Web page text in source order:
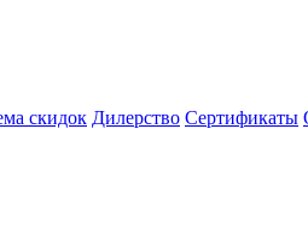
скидок Дилерство Сертификаты